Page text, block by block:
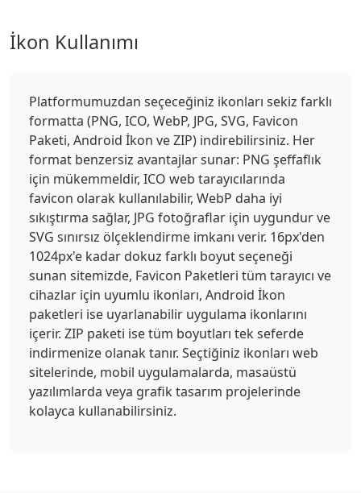
İkon Kullanımı
Platformumuzdan seçeceğiniz ikonları sekiz farklı
formatta (PNG, ICO, WebP, JPG, SVG, Favicon
Paketi, Android İkon ve ZIP) indirebilirsiniz. Her
format benzersiz avantajlar sunar: PNG şeffaflık
için mükemmeldir, ICO web tarayıcılarında
favicon olarak kullanılabilir, WebP daha iyi
sıkıştırma sağlar, JPG fotoğraflar için uygundur ve
SVG sınırsız ölçeklendirme imkanı verir. 16px'den
1024px'e kadar dokuz farklı boyut seçeneği
sunan sitemizde, Favicon Paketleri tüm tarayıcı ve
cihazlar için uyumlu ikonları, Android İkon
paketleri ise uyarlanabilir uygulama ikonlarını
içerir. ZIP paketi ise tüm boyutları tek seferde
indirmenize olanak tanır. Seçtiğiniz ikonları web
sitelerinde, mobil uygulamalarda, masaüstü
yazılımlarda veya grafik tasarım projelerinde
kolayca kullanabilirsiniz.